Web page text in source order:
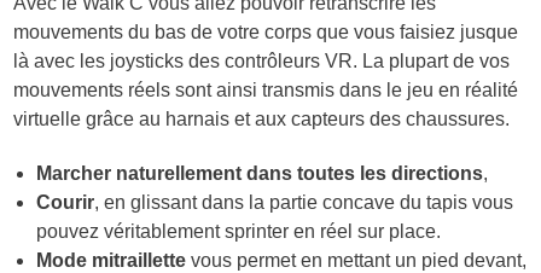
mouvements du bas de votre corps que vous faisiez jusque
là avec les joysticks des contrôleurs VR. La plupart de vos
mouvements réels sont ainsi transmis dans le jeu en réalité
virtuelle grâce au harnais et aux capteurs des chaussures.
Marcher naturellement dans toutes les directions,
Courir, en glissant dans la partie concave du tapis vous
pouvez véritablement sprinter en réel sur place.
Mode mitraillette vous permet en mettant un pied devant,